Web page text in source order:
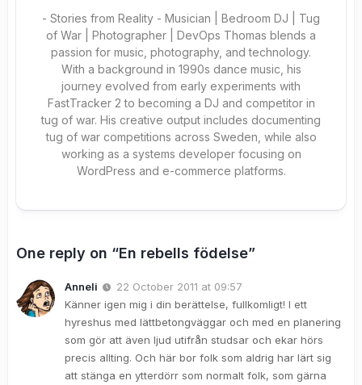
- Stories from Reality - Musician | Bedroom DJ | Tug
of War | Photographer | DevOps Thomas blends a
passion for music, photography, and technology.
With a background in 1990s dance music, his
journey evolved from early experiments with
FastTracker 2 to becoming a DJ and competitor in
tug of war. His creative output includes documenting
tug of war competitions across Sweden, while also
working as a systems developer focusing on
WordPress and e-commerce platforms.
One reply on “En rebells födelse”
Anneli
22 October 2011 at 09:57
Känner igen mig i din berättelse, fullkomligt! I ett
hyreshus med lättbetongväggar och med en planering
som gör att även ljud utifrån studsar och ekar hörs
precis allting. Och här bor folk som aldrig har lärt sig
att stänga en ytterdörr som normalt folk, som gärna